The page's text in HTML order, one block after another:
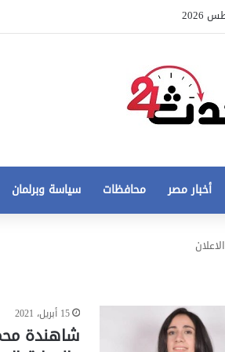
أخبار مصر محافظات سياسة وبرلمان
الاعلان
15 أبريل، 2021
شاهندة
أزمة
مخالفات
البناءعاجل تطورات جديدة في